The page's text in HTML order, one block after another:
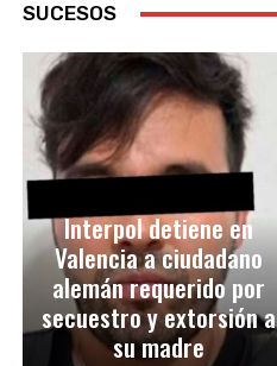
SUCESOS
Interpol detiene en
Valencia a ciudadano
alemán requerido por
secuestro y extorsión a
su madre